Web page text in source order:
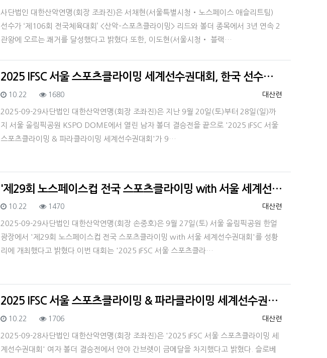
사단법인 대한산악연맹(회장 조좌진)은 서채현(서울특별시청‧노스페이스 애슬리트팀)
선수가 ‘제106회 전국체육대회’ <산악–스포츠클라이밍> 리드와 볼더 종목에서 3년 연속 2
관왕에 오르는 쾌거를 달성했다고 밝혔다.또한, 이도현(서울시청‧ 블랙…
2025 IFSC 서울 스포츠클라이밍 세계선수권대회, 한국 선수…
등록자
대산련
등록일
10.22 조회
1680
2025-09-29사단법인 대한산악연맹(회장 조좌진)은 지난 9월 20일(토)부터 28일(일)까
지 서울 올림픽공원 KSPO DOME에서 열린 남자 볼더 결승전을 끝으로 '2025 IFSC 서울
스포츠클라이밍 & 파라클라이밍 세계선수권대회'가 9…
'제29회 노스페이스컵 전국 스포츠클라이밍 with 서울 세계선…
등록자
대산련
등록일
10.22 조회
1470
2025-09-29사단법인 대한산악연맹(회장 손중호)은 9월 27일(토) 서울 올림픽공원 한얼
광장에서 '제29회 노스페이스컵 전국 스포츠클라이밍 with 서울 세계선수권대회'를 성황
리에 개최했다고 밝혔다.이번 대회는 '2025 IFSC 서울 스포츠클라…
2025 IFSC 서울 스포츠클라이밍 & 파라클라이밍 세계선수권…
등록자
대산련
등록일
10.22 조회
1706
2025-09-28사단법인 대한산악연맹(회장 조좌진)은 '2025 IFSC 서울 스포츠클라이밍 세
계선수권대회' 여자 볼더 결승전에서 얀야 간브렛이 금메달을 차지했다고 밝혔다. 슬로베